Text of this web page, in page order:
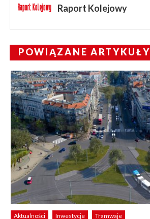
Raport Kolejowy
POWIĄZANE ARTYKUŁY
Aktualności Inwestycje Tramwaje